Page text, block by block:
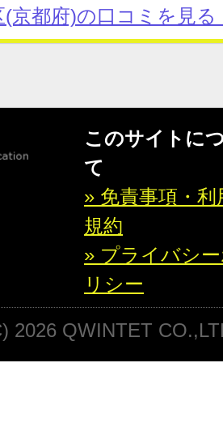
(京都府)の口コミを見る
このサイトに
て
» 免責事項・利
規約
» プライバシ
リシー
2026 QWINTET